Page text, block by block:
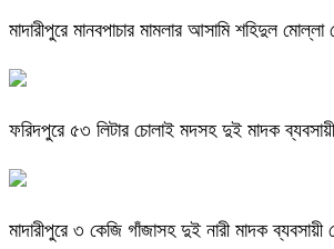
মাদারীপুরে মানবপাচার মামলার আসামি শহিদুল মোল্লা
ফরিদপুরে ৫৩ লিটার চোলাই মদসহ দুই মাদক
মাদারীপুরে ৩ কেজি গাঁজাসহ দুই নারী মাদক